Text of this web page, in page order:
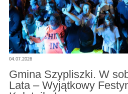
04.07.2026
Gmina Szypliszki. W
Lata – Wyjątkowy